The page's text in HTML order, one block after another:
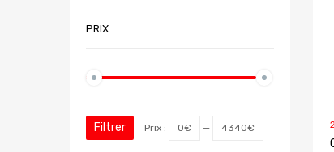
PRIX
Filtrer Prix : 0€ — 4340€